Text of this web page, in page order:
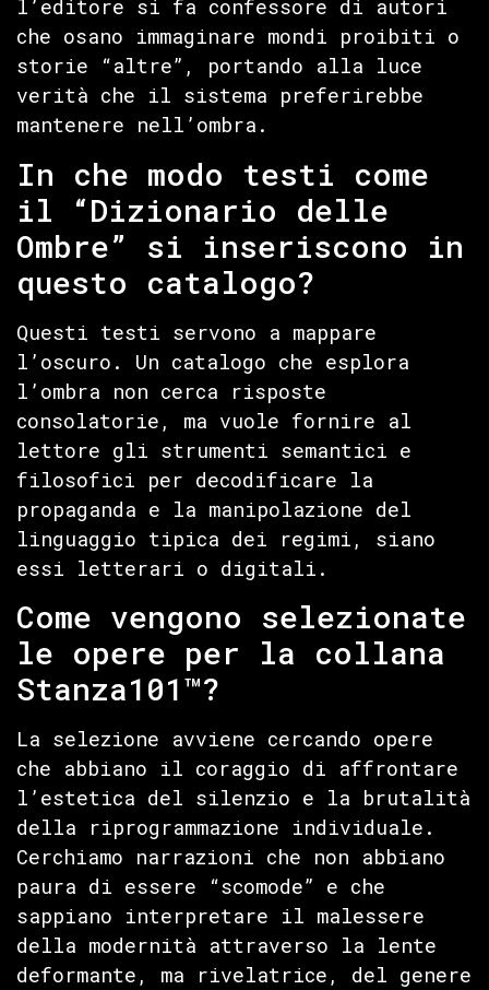
l’editore si fa confessore di autori
che osano immaginare mondi proibiti o
storie “altre”, portando alla luce
verità che il sistema preferirebbe
mantenere nell’ombra.
In che modo testi come
il “Dizionario delle
Ombre” si inseriscono in
questo catalogo?
Questi testi servono a mappare
l’oscuro. Un catalogo che esplora
l’ombra non cerca risposte
consolatorie, ma vuole fornire al
lettore gli strumenti semantici e
filosofici per decodificare la
propaganda e la manipolazione del
linguaggio tipica dei regimi, siano
essi letterari o digitali.
Come vengono selezionate
le opere per la collana
Stanza101™?
La selezione avviene cercando opere
che abbiano il coraggio di affrontare
l’estetica del silenzio e la brutalità
della riprogrammazione individuale.
Cerchiamo narrazioni che non abbiano
paura di essere “scomode” e che
sappiano interpretare il malessere
della modernità attraverso la lente
deformante, ma rivelatrice, del genere